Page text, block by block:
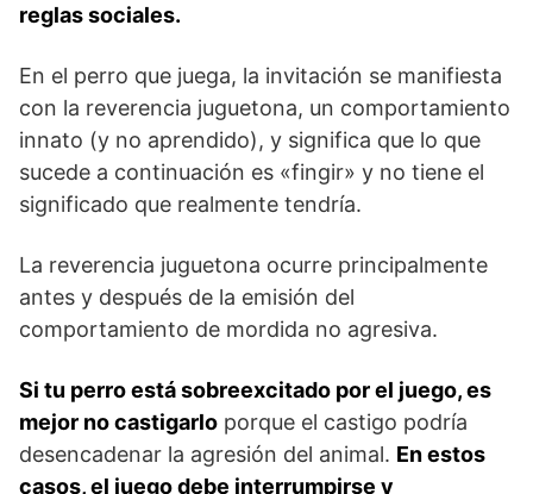
reglas sociales.
En el perro que juega, la invitación se manifiesta
con la reverencia juguetona, un comportamiento
innato (y no aprendido), y significa que lo que
sucede a continuación es «fingir» y no tiene el
significado que realmente tendría.
La reverencia juguetona ocurre principalmente
antes y después de la emisión del
comportamiento de mordida no agresiva.
Si tu perro está sobreexcitado por el juego, es
mejor no castigarlo porque el castigo podría
desencadenar la agresión del animal. En estos
casos, el juego debe interrumpirse y